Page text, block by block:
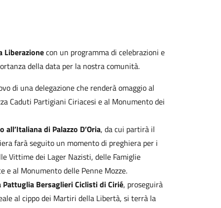
Liberazionecon un programma di celebrazioni e
della data per la nostra comunità.
di una delegazione che renderà omaggio al
Caduti Partigiani Ciriacesi e al Monumento dei
all’Italiana di Palazzo D’Oria, da cui partirà il
farà seguito un momento di preghiera per i
Vittime dei Lager Nazisti, delle Famiglie
e al Monumento delle Penne Mozze.
Pattuglia Bersaglieri Ciclisti di Cirié, proseguirà
al cippo dei Martiri della Libertà, si terrà la